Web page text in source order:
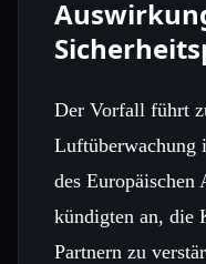
Der Vorfall führt
Luftüberwachung
des Europäischen
kündigten an, die
Partnern zu